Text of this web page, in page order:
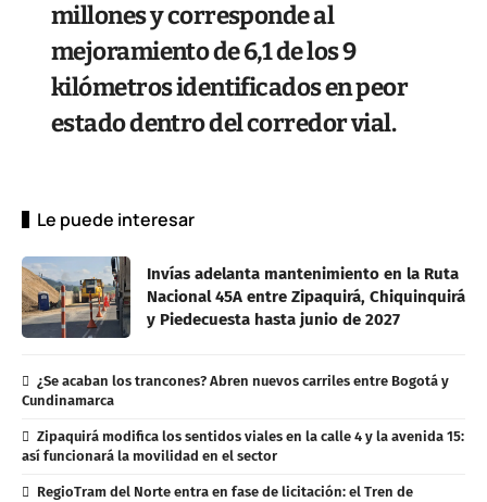
millones y corresponde al
mejoramiento de 6,1 de los 9
kilómetros identificados en peor
estado dentro del corredor vial.
Le puede interesar
Invías adelanta mantenimiento en la Ruta
Nacional 45A entre Zipaquirá, Chiquinquirá
y Piedecuesta hasta junio de 2027
¿Se acaban los trancones? Abren nuevos carriles entre Bogotá y
Cundinamarca
Zipaquirá modifica los sentidos viales en la calle 4 y la avenida 15:
así funcionará la movilidad en el sector
RegioTram del Norte entra en fase de licitación: el Tren de